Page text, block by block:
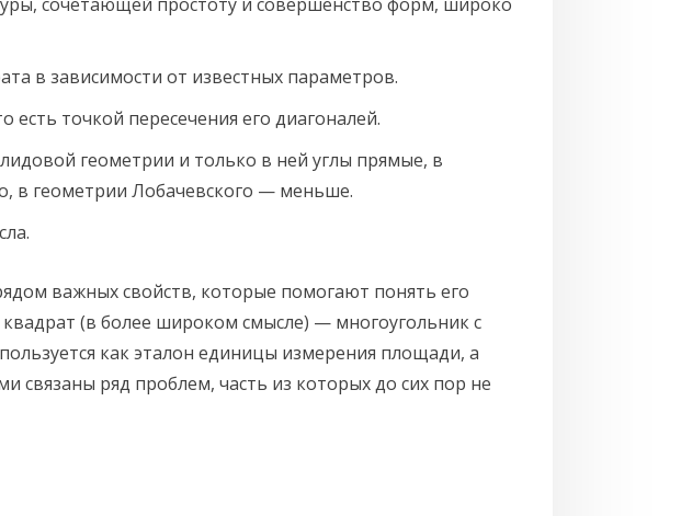
в зависимости от известных параметров.
точкой пересечения его диагоналей.
геометрии и только в ней углы прямые, в
в геометрии Лобачевского — меньше.
важных свойств, которые помогают понять его
(в более широком смысле) — многоугольник с
как эталон единицы измерения площади, а
связаны ряд проблем, часть из которых до сих пор не